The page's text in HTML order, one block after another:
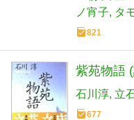
ノ宵子
タ
821
紫苑物語
石川淳 立
677